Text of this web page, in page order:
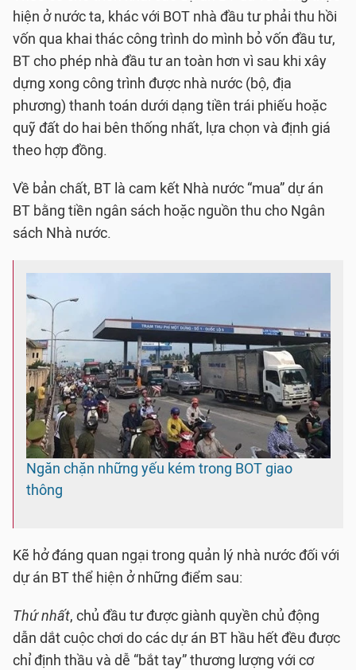
hiện ở nước ta, khác với BOT nhà đầu tư phải thu hồi
vốn qua khai thác công trình do mình bỏ vốn đầu tư,
BT cho phép nhà đầu tư an toàn hơn vì sau khi xây
dựng xong công trình được nhà nước (bộ, địa
phương) thanh toán dưới dạng tiền trái phiếu hoặc
quỹ đất do hai bên thống nhất, lựa chọn và định giá
theo hợp đồng.
Về bản chất, BT là cam kết Nhà nước “mua” dự án
BT bằng tiền ngân sách hoặc nguồn thu cho Ngân
sách Nhà nước.
Ngăn chặn những yếu kém trong BOT giao
thông
Kẽ hở đáng quan ngại trong quản lý nhà nước đối với
dự án BT thể hiện ở những điểm sau:
Thứ nhất, chủ đầu tư được giành quyền chủ động
dẫn dắt cuộc chơi do các dự án BT hầu hết đều được
chỉ định thầu và dễ “bắt tay” thương lượng với cơ